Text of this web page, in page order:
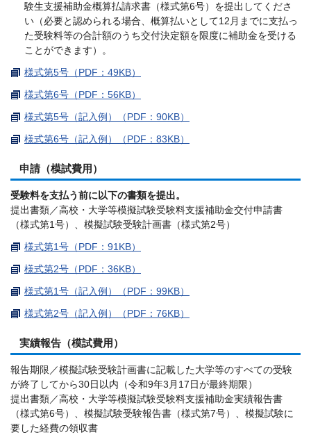
験生支援補助金概算払請求書（様式第6号）を提出してくださ
い（必要と認められる場合、概算払いとして12月までに支払っ
た受験料等の合計額のうち交付決定額を限度に補助金を受ける
ことができます）。
様式第5号（PDF：49KB）
様式第6号（PDF：56KB）
様式第5号（記入例）（PDF：90KB）
様式第6号（記入例）（PDF：83KB）
申請（模試費用）
受験料を支払う前に以下の書類を提出。
提出書類／高校・大学等模擬試験受験料支援補助金交付申請書
（様式第1号）、模擬試験受験計画書（様式第2号）
様式第1号（PDF：91KB）
様式第2号（PDF：36KB）
様式第1号（記入例）（PDF：99KB）
様式第2号（記入例）（PDF：76KB）
実績報告（模試費用）
報告期限／模擬試験受験計画書に記載した大学等のすべての受験
が終了してから30日以内（令和9年3月17日が最終期限）
提出書類／高校・大学等模擬試験受験料支援補助金実績報告書
（様式第6号）、模擬試験受験報告書（様式第7号）、模擬試験に
要した経費の領収書